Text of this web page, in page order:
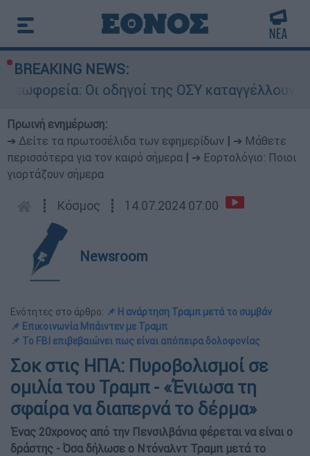
BREAKING NEWS:
Οι οδηγοί της ΟΣΥ καταγγέλλουν
Πρωινή ενημέρωση:
➔ Δείτε τα πρωτοσέλιδα των εφημερίδων
➔ Μάθετε
περισσότερα για τον καιρό σήμερα
➔ Εορτολόγιο: Ποιοι
γιορτάζουν σήμερα
┋ Κόσμος ┋ 14.07.2024 07:00
Newsroom
Ενότητες στο άρθρο: 📌 Η ανάρτηση Τραμπ μετά το συμβάν
📌 Επικοινωνία Μπάιντεν με Τραμπ
📌 Το FBI επιβεβαιώνει πως είναι απόπειρα δολοφονίας
Σοκ στις ΗΠΑ: Πυροβολισμοί σε
oμιλία του Τραμπ - «Ένιωσα τη
σφαίρα να διαπερνά το δέρμα»
Ένας 20χρονος από την Πενσιλβάνια φέρεται να είναι ο
δράστης - Όσα δήλωσε ο Ντόναλντ Τραμπ μετά το